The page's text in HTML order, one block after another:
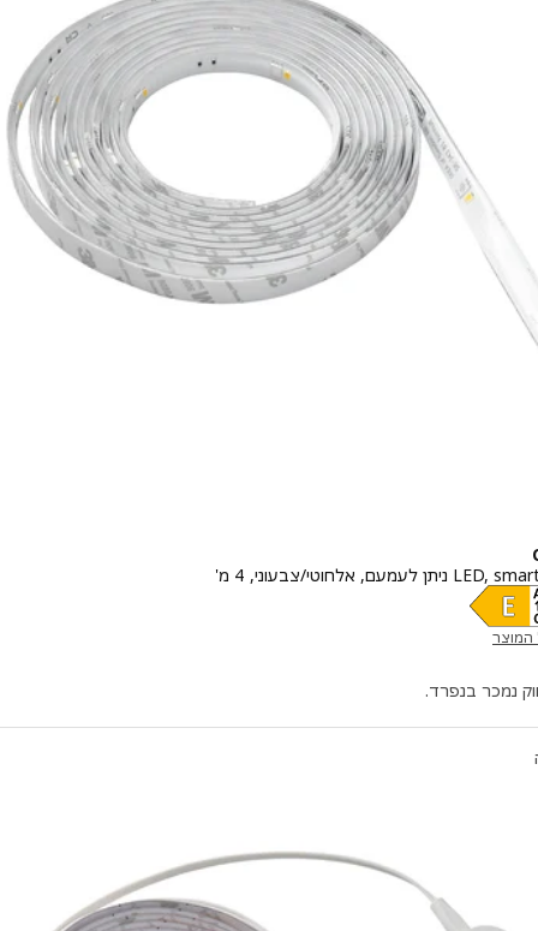
‏₪ 175
המוצר
נמכר בנפרד.